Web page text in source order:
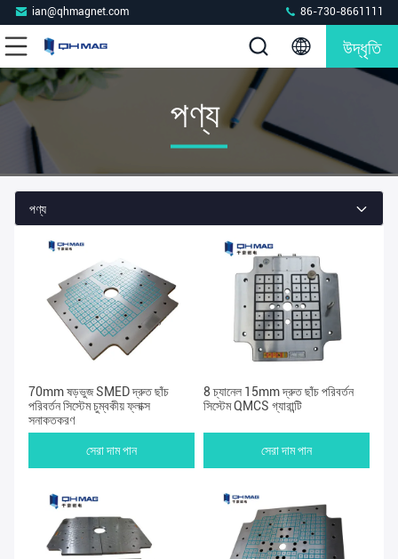
ian@qhmagnet.com 86-730-8661111
উদ্ধৃতি
পণ্য
পণ্য
70mm ষড়ভুজ SMED দ্রুত ছাঁচ
পরিবর্তন সিস্টেম চুম্বকীয় ফ্লাক্স
সনাক্তকরণ
সেরা দাম পান
8 চ্যানেল 15mm দ্রুত ছাঁচ পরিবর্তন
সিস্টেম QMCS গ্যারান্টি
সেরা দাম পান